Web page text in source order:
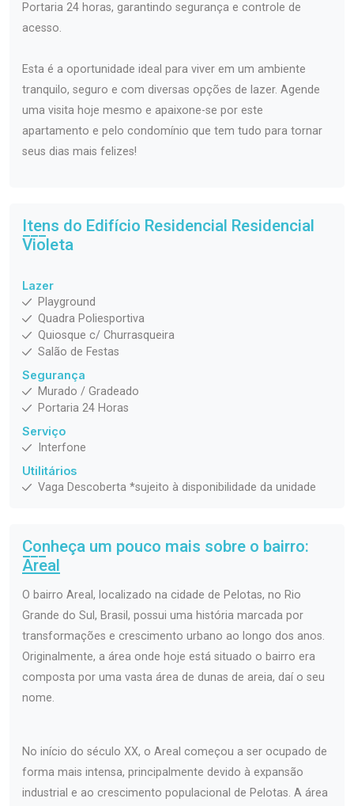
Portaria 24 horas, garantindo segurança e controle de
acesso.
Esta é a oportunidade ideal para viver em um ambiente
tranquilo, seguro e com diversas opções de lazer. Agende
uma visita hoje mesmo e apaixone-se por este
apartamento e pelo condomínio que tem tudo para tornar
seus dias mais felizes!
Itens do Edifício Residencial Residencial
Violeta
Lazer
Playground
Quadra Poliesportiva
Quiosque c/ Churrasqueira
Salão de Festas
Segurança
Murado / Gradeado
Portaria 24 Horas
Serviço
Interfone
Utilitários
Vaga Descoberta *sujeito à disponibilidade da unidade
Conheça um pouco mais sobre o bairro:
Areal
O bairro Areal, localizado na cidade de Pelotas, no Rio
Grande do Sul, Brasil, possui uma história marcada por
transformações e crescimento urbano ao longo dos anos.
Originalmente, a área onde hoje está situado o bairro era
composta por uma vasta área de dunas de areia, daí o seu
nome.
No início do século XX, o Areal começou a ser ocupado de
forma mais intensa, principalmente devido à expansão
industrial e ao crescimento populacional de Pelotas. A área